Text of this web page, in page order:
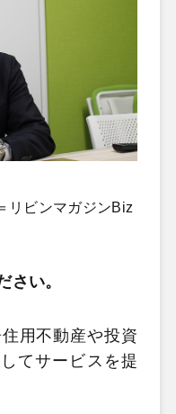
リビンマガジンBiz
い。
用不動産や投資
てサービスを提